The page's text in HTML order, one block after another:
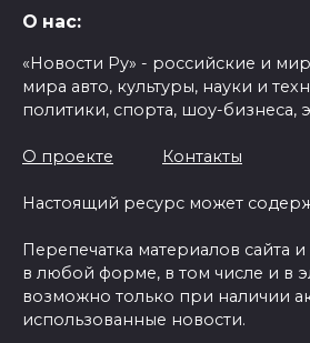
О нас:
«Новости Ру» - российские и
мира авто, культуры, науки и
политики, спорта, шоу-бизнеса,
О проекте Контакты
Настоящий ресурс может
Перепечатка материалов сайта
в любой форме, в том числе и в
возможно только при наличии
использованные новости.